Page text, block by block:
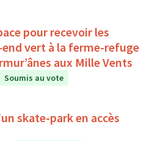
pour recevoir les
vert à la ferme-refuge
aux Mille Vents
Soumis au vote
skate-park en accès